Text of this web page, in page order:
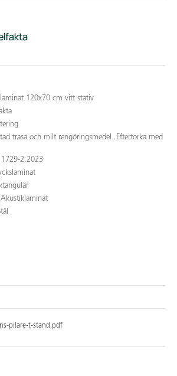
120x70 cm vitt stativ
trasa och milt rengöringsmedel. Eftertorka med
1729-2:2023
Akustiklaminat
pilare-t-stand.pdf